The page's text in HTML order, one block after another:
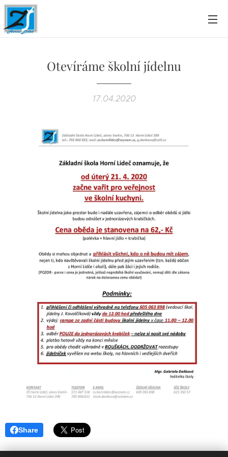
Otevíráme školní jídelnu
17.04.2020
Share